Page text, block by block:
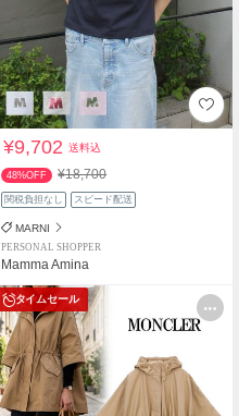
¥9,702送料込
48%OFF ¥18,700
関税負担なし スピード配送
MARNI
PERSONAL SHOPPER
Mamma Amina
タイムセール